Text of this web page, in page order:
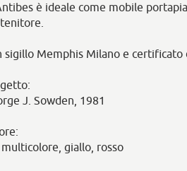
è ideale come mobile
sigillo Memphis Milano e certificato
J. Sowden, 1981
multicolore, giallo, rosso